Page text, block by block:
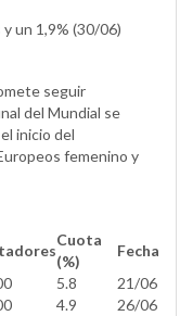
un 1,9% (30/06)
seguir
del Mundial se
inicio del
femenino y
Cuota
(%)
Fecha
5.8
21/06
4.9
26/06